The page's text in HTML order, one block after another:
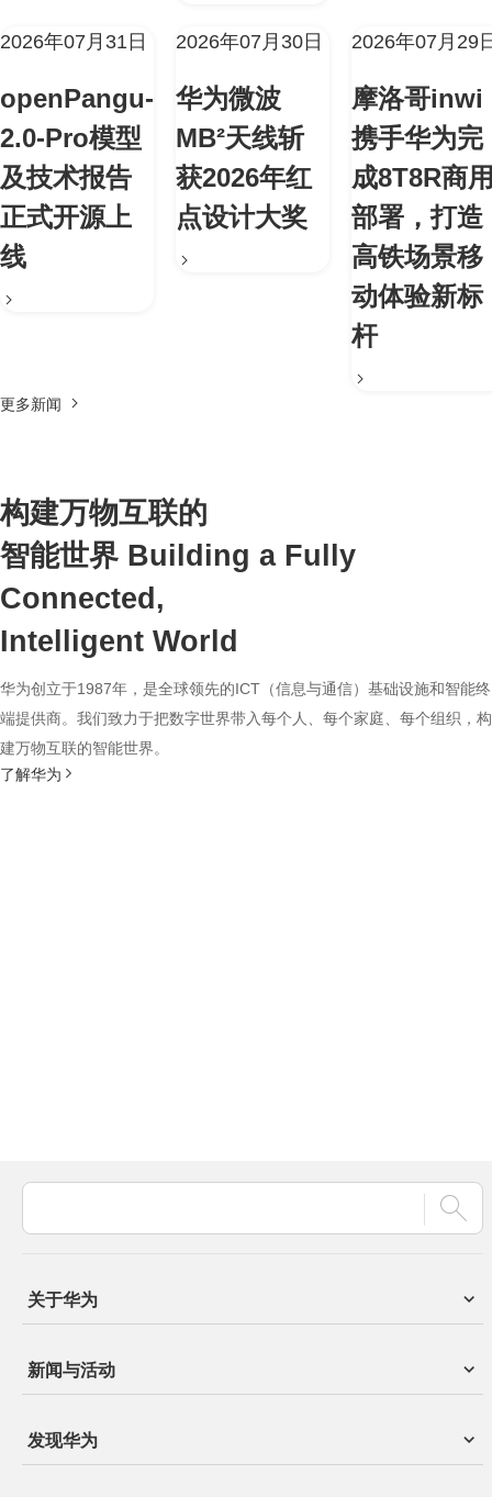
2026年07月31日
openPangu-
2.0-Pro模型
及技术报告
正式开源上
线
2026年07月30日
华为微波
MB²天线斩
获2026年红
点设计大奖
2026年07月29
摩洛哥inwi
携手华为完
成8T8R商
部署，打造
高铁场景移
动体验新标
杆
更多新闻
构建万物互联的
智能世界 Building a Fully
Connected,
Intelligent World
华为创立于1987年，是全球领先的ICT（信息与通信）基础设施和智能终
端提供商。我们致力于把数字世界带入每个人、每个家庭、每个组织，构
建万物互联的智能世界。
了解华为
关于华为
新闻与活动
发现华为